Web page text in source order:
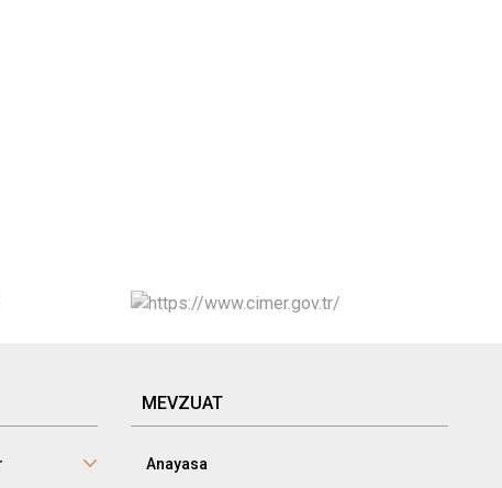
MEVZUAT
Anayasa